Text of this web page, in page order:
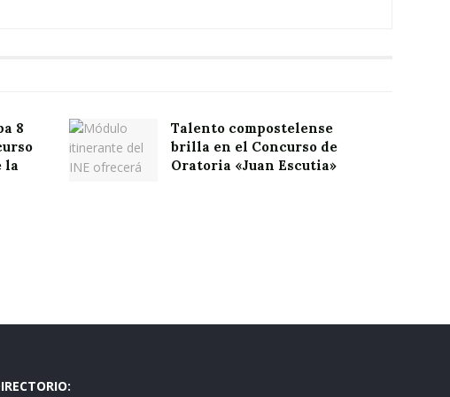
8
la
Talento compostelense
brilla en el Concurso de
Oratoria «Juan Escutia»